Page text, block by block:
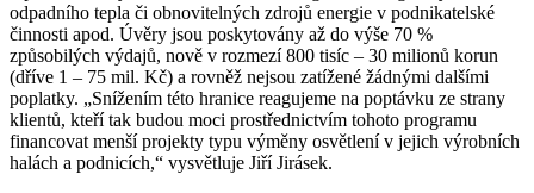
odpadního tepla či obnovitelných zdrojů energie v podnikatelské
činnosti apod. Úvěry jsou poskytovány až do výše 70 %
způsobilých výdajů, nově v rozmezí 800 tisíc – 30 milionů korun
(dříve 1 – 75 mil. Kč) a rovněž nejsou zatížené žádnými dalšími
poplatky. „Snížením této hranice reagujeme na poptávku ze strany
klientů, kteří tak budou moci prostřednictvím tohoto programu
financovat menší projekty typu výměny osvětlení v jejich výrobních
halách a podnicích,“ vysvětluje Jiří Jirásek.